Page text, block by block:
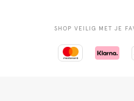
SHOP VEILIG MET JE